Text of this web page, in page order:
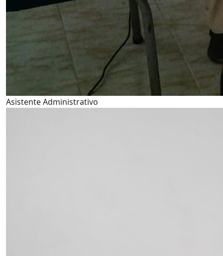
Asistente Administrativo